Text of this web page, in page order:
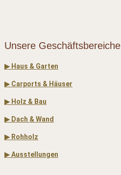
Unsere Geschäftsbereiche
▶ Haus & Garten
▶ Carports & Häuser
▶ Holz & Bau
▶ Dach & Wand
▶ Rohholz
▶ Ausstellungen